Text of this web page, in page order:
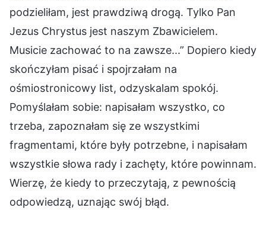
podzieliłam, jest prawdziwą drogą. Tylko Pan
Jezus Chrystus jest naszym Zbawicielem.
Musicie zachować to na zawsze...” Dopiero kiedy
skończyłam pisać i spojrzałam na
ośmiostronicowy list, odzyskalam spokój.
Pomyślałam sobie: napisałam wszystko, co
trzeba, zapoznałam się ze wszystkimi
fragmentami, które były potrzebne, i napisałam
wszystkie słowa rady i zachęty, które powinnam.
Wierzę, że kiedy to przeczytają, z pewnością
odpowiedzą, uznając swój błąd.